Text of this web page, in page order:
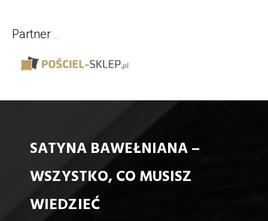
Partner
SATYNA BAWEŁNIANA –
WSZYSTKO, CO MUSISZ
WIEDZIEĆ